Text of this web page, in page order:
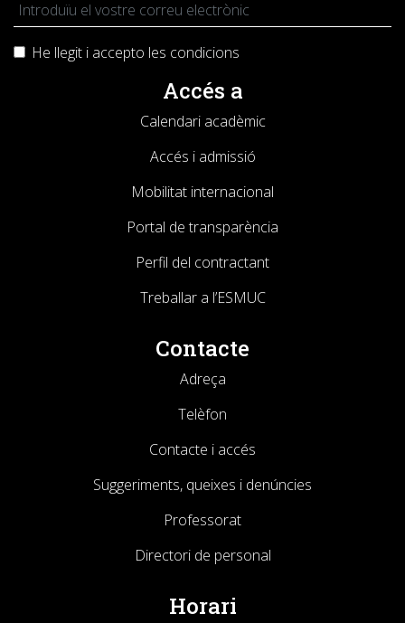
He llegit i accepto les condicions
Accés a
Calendari acadèmic
Accés i admissió
Mobilitat internacional
Portal de transparència
Perfil del contractant
Treballar a l’ESMUC
Contacte
Adreça
Telèfon
Contacte i accés
Suggeriments, queixes i denúncies
Professorat
Directori de personal
Horari